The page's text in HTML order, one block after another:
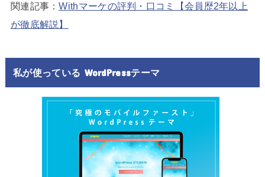
関連記事：Withマーケの評判・口コミ【会員歴2年以上
が徹底解説】
私が使っている WordPressテーマ